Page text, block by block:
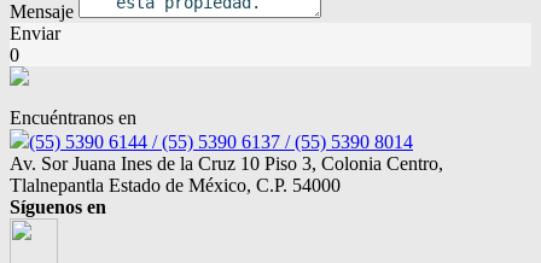
Mensaje
Enviar
0
Encuéntranos en
(55) 5390 6144 / (55) 5390 6137 / (55) 5390 8014
Av. Sor Juana Ines de la Cruz 10 Piso 3, Colonia Centro,
Tlalnepantla Estado de México, C.P. 54000
Síguenos en